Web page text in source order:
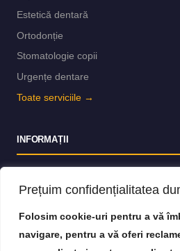
Prețuim confidențialitatea
Folosim cookie-uri pentru a vă
navigare, pentru a vă oferi
Estetică dentară
Ortodonție
Stomatologie copii
Urgențe dentare
Toate serviciile →
INFORMAȚII
Echipa
Tarife
Blog